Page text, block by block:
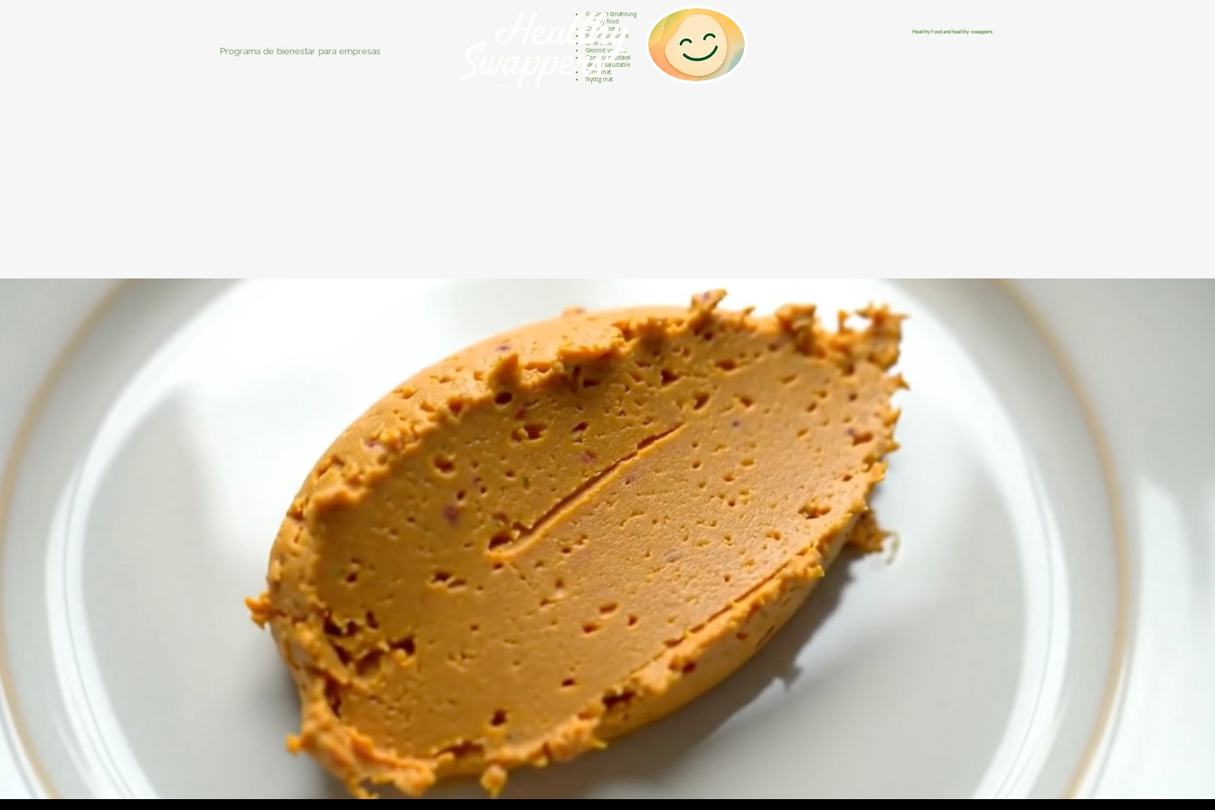
Programa de bienestar para empresas
Gesunde Ernährung
Healthy food
Comida sana
Nourriture saine
Cibo sano
Gezond voedsel
Comida saudável
Menjar saludable
Sunn mat
Nyttig mat
Healthy food and healthy swappers